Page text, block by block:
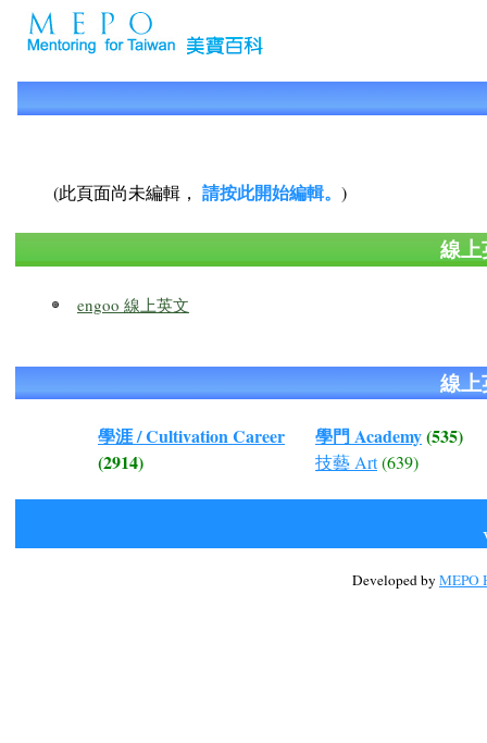
(此頁面尚未編輯， 請按此開始編輯。 )
線
engoo 線上英文
線
學涯 / Cultivation Career
(2914)
學門 Academy(535)
技藝 Art(639)
Developed by MEPO